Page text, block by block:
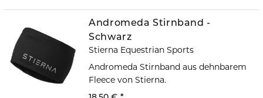
Andromeda Stirnband -
Schwarz
Stierna Equestrian Sports
Andromeda Stirnband aus dehnbarem
Fleece von Stierna.